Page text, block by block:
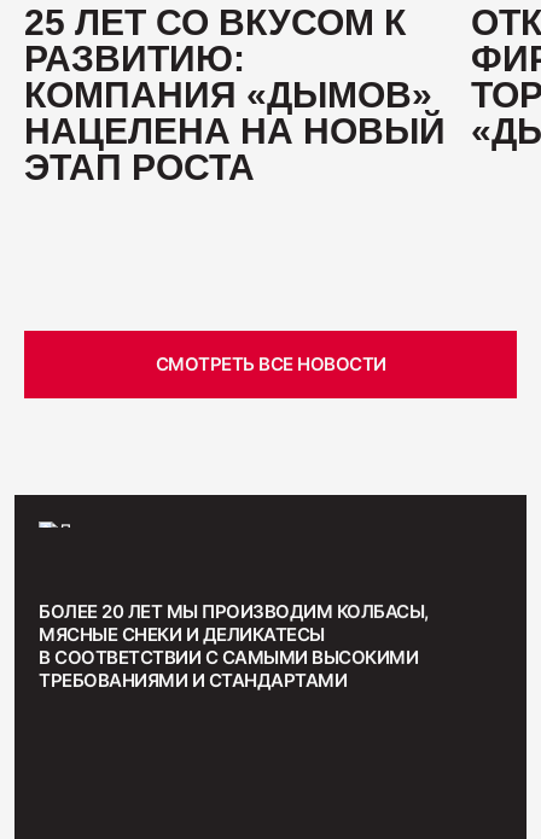
25 ЛЕТ СО ВКУСОМ К
РАЗВИТИЮ:
КОМПАНИЯ «ДЫМОВ»
НАЦЕЛЕНА НА НОВЫЙ
ЭТАП РОСТА
СМОТРЕТЬ ВСЕ НОВОСТИ
БОЛЕЕ 20 ЛЕТ МЫ ПРОИЗВОДИМ КОЛБАСЫ,
МЯСНЫЕ СНЕКИ И ДЕЛИКАТЕСЫ
В СООТВЕТСТВИИ С САМЫМИ ВЫСОКИМИ
ТРЕБОВАНИЯМИ И СТАНДАРТАМИ